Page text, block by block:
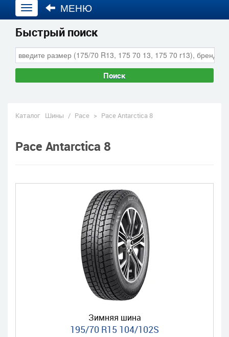
Открыть
навигацию
МЕНЮ
Быстрый поиск
Поиск
Каталог Шины / Pace > Pace Antarctica 8
Pace Antarctica 8
Зимняя шина
195/70 R15 104/102S